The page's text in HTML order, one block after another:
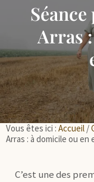
Arras
Vous êtes ici : Accueil /
Arras : à domicile ou en
C’est une des